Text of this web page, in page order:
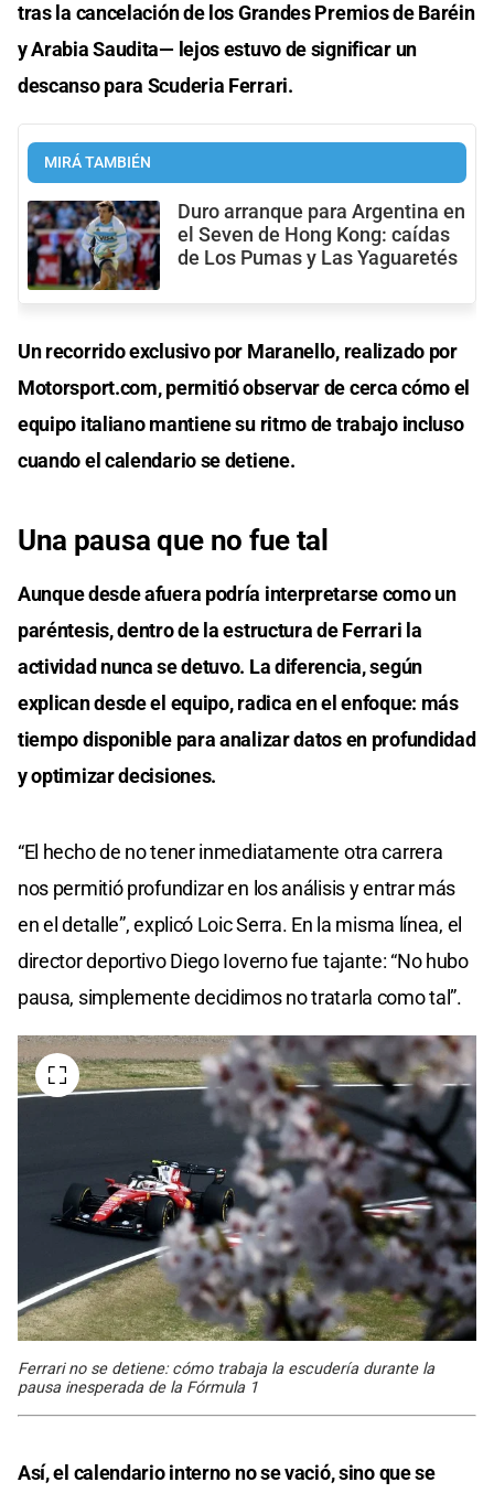
tras la cancelación de los Grandes Premios de Baréin
y Arabia Saudita— lejos estuvo de significar un
descanso para Scuderia Ferrari.
MIRÁ TAMBIÉN
Duro arranque para Argentina en
el Seven de Hong Kong: caídas
de Los Pumas y Las Yaguaretés
Un recorrido exclusivo por Maranello, realizado por
Motorsport.com, permitió observar de cerca cómo el
equipo italiano mantiene su ritmo de trabajo incluso
cuando el calendario se detiene.
Una pausa que no fue tal
Aunque desde afuera podría interpretarse como un
paréntesis, dentro de la estructura de Ferrari la
actividad nunca se detuvo. La diferencia, según
explican desde el equipo, radica en el enfoque: más
tiempo disponible para analizar datos en profundidad
y optimizar decisiones.
“El hecho de no tener inmediatamente otra carrera
nos permitió profundizar en los análisis y entrar más
en el detalle”, explicó Loic Serra. En la misma línea, el
director deportivo Diego Ioverno fue tajante: “No hubo
pausa, simplemente decidimos no tratarla como tal”.
Ferrari no se detiene: cómo trabaja la escudería durante la
pausa inesperada de la Fórmula 1
Así, el calendario interno no se vació, sino que se